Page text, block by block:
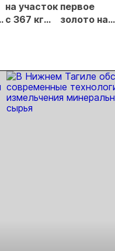
на участок
с 367 кг
почти в 50
раз
первое
золото на